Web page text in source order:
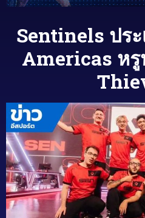
Sentinels ปร
Americas ห